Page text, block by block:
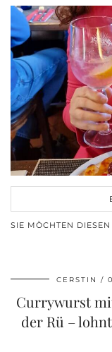
SIE MÖCHTEN
CERSTIN
Currywurst
der Rü –